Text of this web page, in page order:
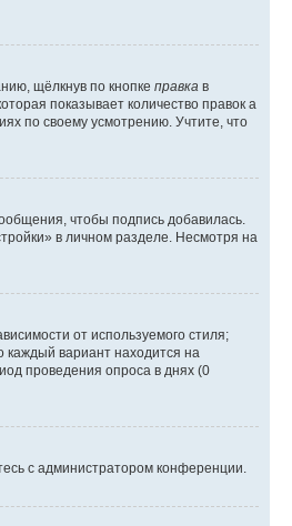
щёлкнув по кнопке правка в
показывает количество правок а
по своему усмотрению. Учтите, что
чтобы подпись добавилась.
в личном разделе. Несмотря на
от используемого стиля;
каждый вариант находится на
проведения опроса в днях (0
с администратором конференции.